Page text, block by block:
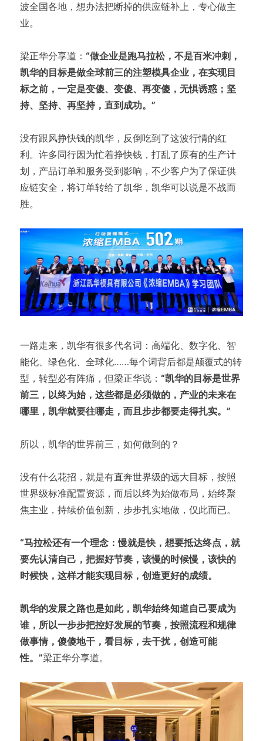
波全国各地，想办法把断掉的供应链补上，专心做主
业。
梁正华分享道： “做企业是跑马拉松，不是百米冲刺，
凯华的目标是做全球前三的注塑模具企业，在实现目
标之前，一定是变傻、变傻、再变傻，无惧诱惑；坚
持、坚持、再坚持，直到成功。”
没有跟风挣快钱的凯华，反倒吃到了这波行情的红
利。许多同行因为忙着挣快钱，打乱了原有的生产计
划，产品订单和服务受到影响，不少客户为了保证供
应链安全，将订单转给了凯华，凯华可以说是不战而
胜。
一路走来，凯华有很多代名词：高端化、数字化、智
能化、绿色化、全球化……每个词背后都是颠覆式的转
型，转型必有阵痛，但梁正华说： “凯华的目标是世界
前三，以终为始，这些都是必须做的，产业的未来在
哪里，凯华就要往哪走，而且步步都要走得扎实。”
所以，凯华的世界前三，如何做到的？
没有什么花招，就是有直奔世界级的远大目标，按照
世界级标准配置资源，而后以终为始做布局，始终聚
焦主业，持续价值创新，步步扎实地做，仅此而已。
“马拉松还有一个理念：慢就是快，想要抵达终点，就
要先认清自己，把握好节奏，该慢的时候慢，该快的
时候快，这样才能实现目标，创造更好的成绩。
凯华的发展之路也是如此，凯华始终知道自己要成为
谁，所以一步步把控好发展的节奏，按照流程和规律
做事情，傻傻地干，看目标，去干扰，创造可能
性。”梁正华分享道。